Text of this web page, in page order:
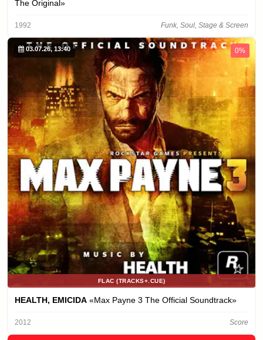
The Original»
1992 Funk, Soul, Stage & Screen
03.07.26, 13:40 0%
FLAC (TRACKS+.CUE)
HEALTH, EMICIDA «Max Payne 3 The Official Soundtrack»
2012 Score